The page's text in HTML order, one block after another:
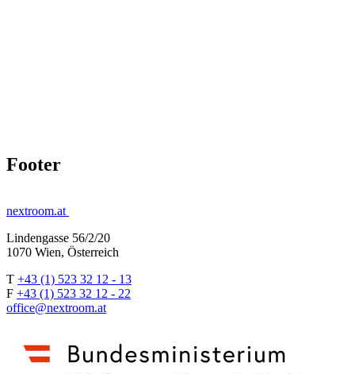
Footer
nextroom.at
Lindengasse 56/2/20
1070 Wien, Österreich
T +43 (1) 523 32 12 - 13
F +43 (1) 523 32 12 - 22
office@nextroom.at